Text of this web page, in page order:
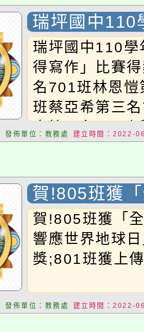
瑞坪國中110
讀心得寫作
名單
瑞坪國中110學
得寫作」比賽
名701班林恩
班蔡亞希第三
奇第一名806班
名804班葉昕
發佈單位：教務處 建立時間：2022-
賀!805班獲
日 響應世界
佳人氣獎
影片獎
賀!805班獲「
響應世界地球
獎;801班獲上
發佈單位：教務處 建立時間：2022-